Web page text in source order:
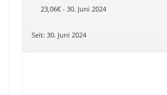
23,06€ - 30. Juni 2024
Seit: 30. Juni 2024